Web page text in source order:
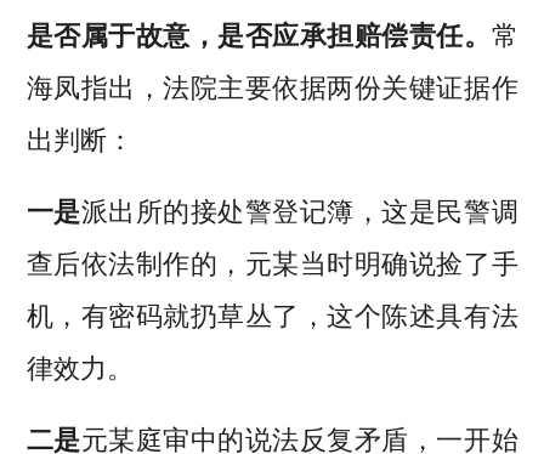
是否属于故意，是否应承担赔偿责任。 常
海凤指出，法院主要依据两份关键证据作
出判断：
一是派出所的接处警登记簿，这是民警调
查后依法制作的，元某当时明确说捡了手
机，有密码就扔草丛了，这个陈述具有法
律效力。
二是元某庭审中的说法反复矛盾，一开始